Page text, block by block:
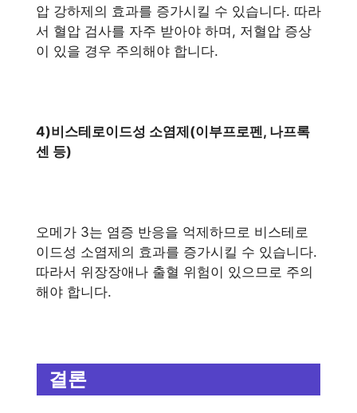
압 강하제의 효과를 증가시킬 수 있습니다. 따라
서 혈압 검사를 자주 받아야 하며, 저혈압 증상
이 있을 경우 주의해야 합니다.
4)비스테로이드성 소염제(이부프로펜, 나프록
센 등)
오메가 3는 염증 반응을 억제하므로 비스테로
이드성 소염제의 효과를 증가시킬 수 있습니다.
따라서 위장장애나 출혈 위험이 있으므로 주의
해야 합니다.
결론